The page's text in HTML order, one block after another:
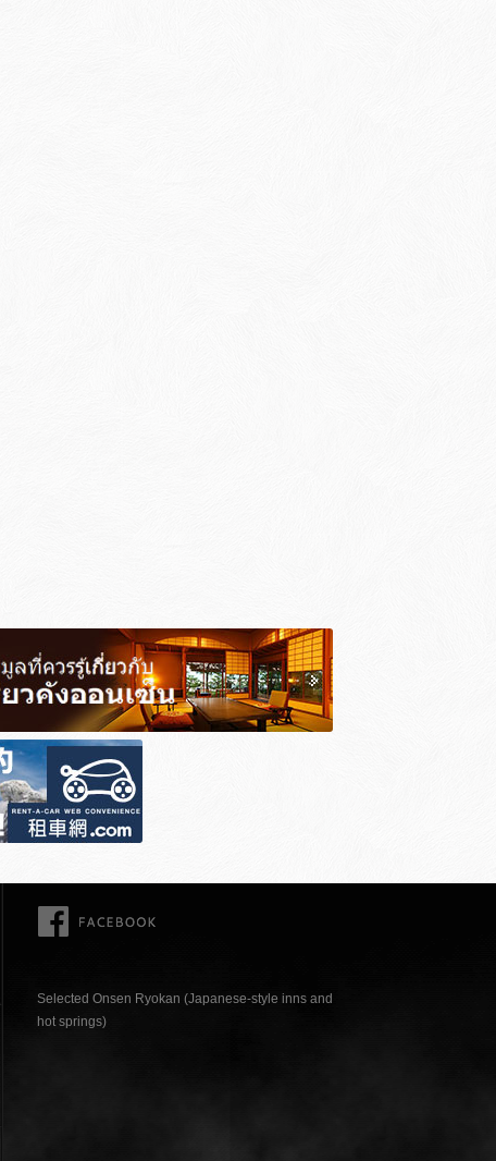
Selected Onsen Ryokan (Japanese-style inns and
hot springs)